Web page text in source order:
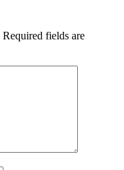
Required fields are